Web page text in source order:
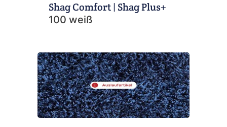
Shag Comfort | Shag Plus+
100 weiß